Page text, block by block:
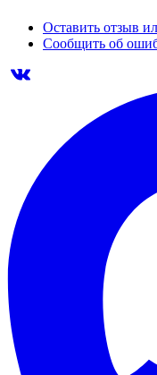
Оставить отзыв
Сообщить об